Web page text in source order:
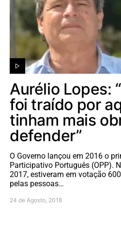
Aurélio Lopes:
foi traído por
tinham mais
defender”
O Governo lançou em 2016 o
Participativo Português (OPP).
2017, estiveram em votação
pelas pessoas…
24 de Agosto, 2018